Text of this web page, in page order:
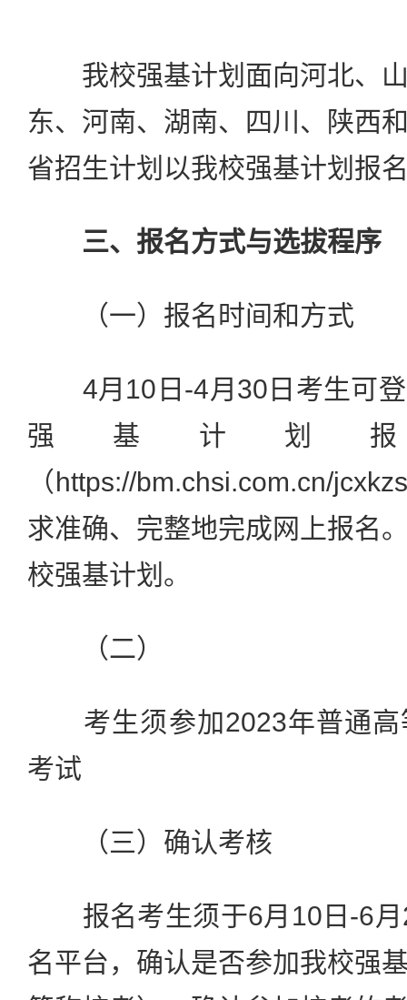
我校强基计划面向河北、山
东、河南、湖南、四川、陕西
省招生计划以我校强基计划报
三、报名方式与选拔程序
（一）报名时间和方式
4月10日-4月30日考生可登
强基计划
（https://bm.chsi.com.cn/
求准确、完整地完成网上报名
校强基计划。
（二）
考生须参加2023年普通高
考试
（三）确认考核
报名考生须于6月10日-6月
名平台，确认是否参加我校强